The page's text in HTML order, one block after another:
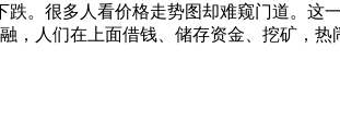
。很多人看价格走势图却难窥门道。这
，人们在上面借钱、储存资金、挖矿，热